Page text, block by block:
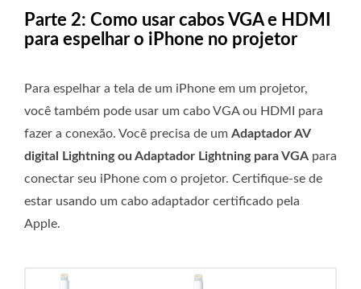
Parte 2: Como usar cabos VGA e HDMI
para espelhar o iPhone no projetor
Para espelhar a tela de um iPhone em um projetor,
você também pode usar um cabo VGA ou HDMI para
fazer a conexão. Você precisa de um Adaptador AV
digital Lightning ou Adaptador Lightning para VGA para
conectar seu iPhone com o projetor. Certifique-se de
estar usando um cabo adaptador certificado pela
Apple.